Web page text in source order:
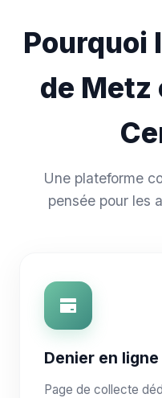
Pourquoi
de
Une plateforme
pensée pour les
Denier en ligne
Page de collecte